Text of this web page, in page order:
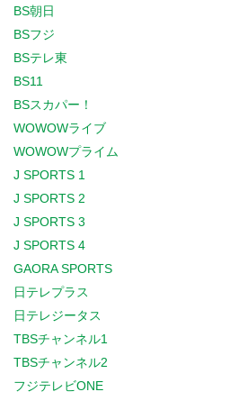
BS朝日
BSフジ
BSテレ東
BS11
BSスカパー！
WOWOWライブ
WOWOWプライム
J SPORTS 1
J SPORTS 2
J SPORTS 3
J SPORTS 4
GAORA SPORTS
日テレプラス
日テレジータス
TBSチャンネル1
TBSチャンネル2
フジテレビONE